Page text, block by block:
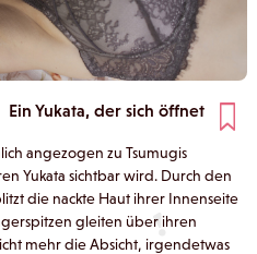
Ein Yukata, der sich öffnet
angezogen zu Tsumugis
Yukata sichtbar wird. Durch den
die nackte Haut ihrer Innenseite
gleiten über ihren
mehr die Absicht, irgendetwas